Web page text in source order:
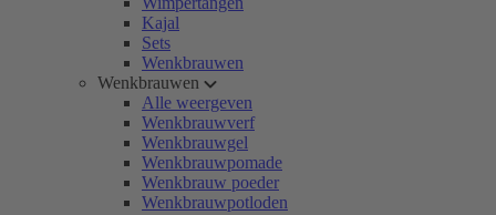
Kajal
Sets
Wenkbrauwen
Wenkbrauwen
Alle weergeven
Wenkbrauwverf
Wenkbrauwgel
Wenkbrauwpomade
Wenkbrauw poeder
Wenkbrauwpotloden